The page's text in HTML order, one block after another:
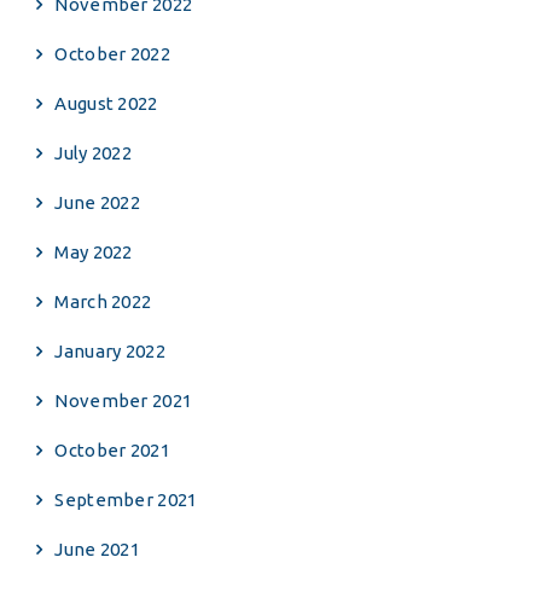
November 2022
October 2022
August 2022
July 2022
June 2022
May 2022
March 2022
January 2022
November 2021
October 2021
September 2021
June 2021